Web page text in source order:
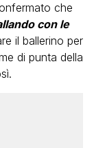
che
con le
il ballerino per
di punta della